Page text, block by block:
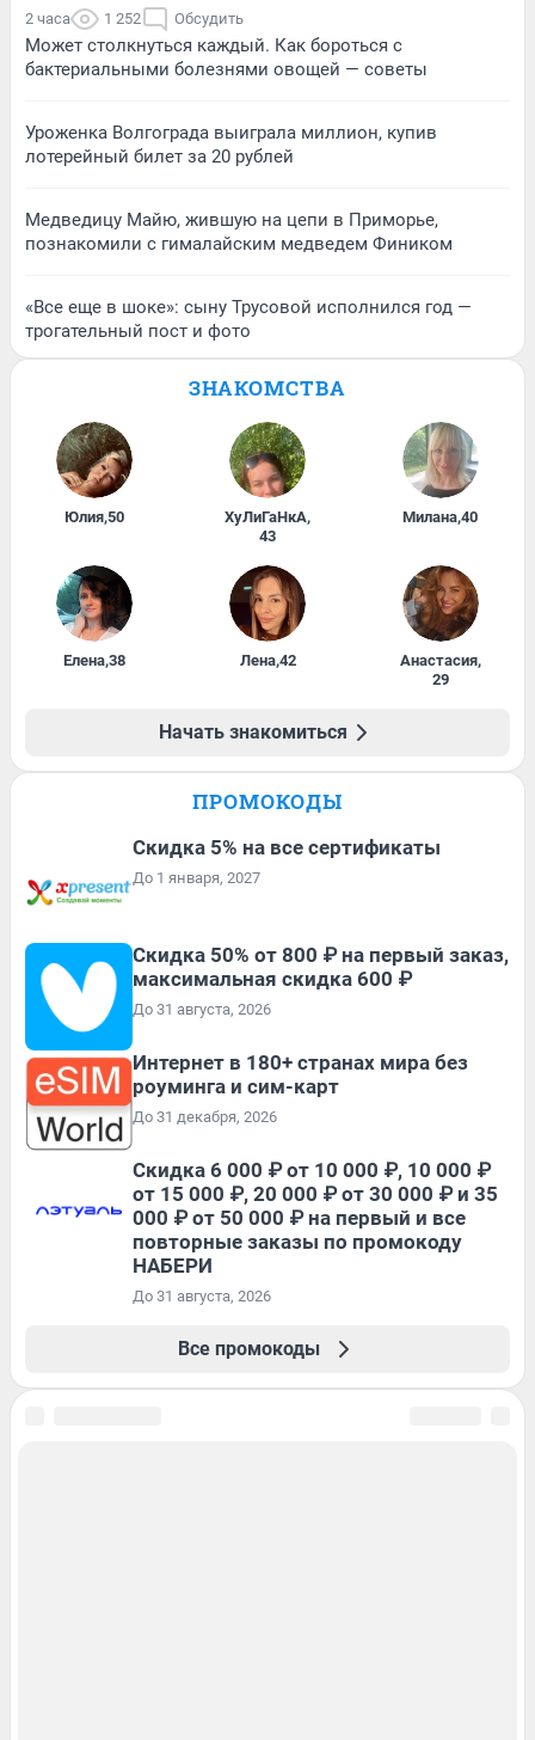
2 часа 1 252 Обсудить
Может столкнуться каждый. Как бороться с
бактериальными болезнями овощей — советы
Уроженка Волгограда выиграла миллион, купив
лотерейный билет за 20 рублей
Медведицу Майю, жившую на цепи в Приморье,
познакомили с гималайским медведем Фиником
«Все еще в шоке»: сыну Трусовой исполнился год —
трогательный пост и фото
ЗНАКОМСТВА
Юлия,50 ХуЛиГаНкА,
43
Милана,40
Елена,38 Лена,42 Анастасия,
29
Начать знакомиться
ПРОМОКОДЫ
Скидка 5% на все сертификаты
До 1 января, 2027
Скидка 50% от 800 ₽ на первый заказ,
максимальная скидка 600 ₽
До 31 августа, 2026
Интернет в 180+ странах мира без
роуминга и сим-карт
До 31 декабря, 2026
Скидка 6 000 ₽ от 10 000 ₽, 10 000 ₽
от 15 000 ₽, 20 000 ₽ от 30 000 ₽ и 35
000 ₽ от 50 000 ₽ на первый и все
повторные заказы по промокоду
НАБЕРИ
До 31 августа, 2026
Все промокоды